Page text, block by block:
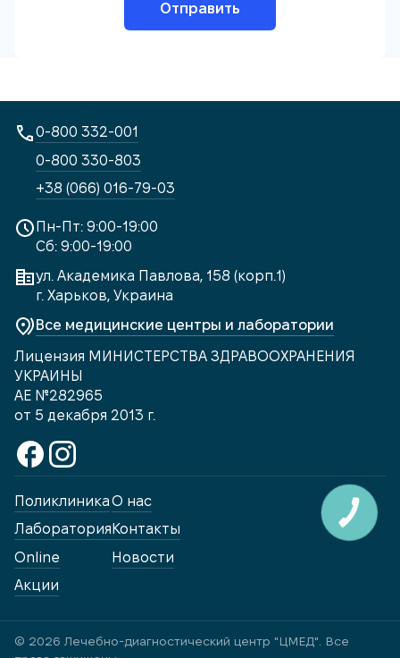
Отправить
Пн-Пт: 9:00-19:00
Сб: 9:00-19:00
ул. Академика Павлова, 158 (корп.1)
г. Харьков, Украина
Все медицинские центры и лаборатории
Лицензия МИНИСТЕРСТВА ЗДРАВООХРАНЕНИЯ
УКРАИНЫ
АЕ №282965
от 5 декабря 2013 г.
0-800 332-001
0-800 330-803
+38 (066) 016-79-03
Поликлиника
Лаборатория
Online
Акции
О нас
Контакты
Новости
© 2026 Лечебно-диагностический центр "ЦМЕД". Все
КНОПКА
ЗВ'ЯЗКУ